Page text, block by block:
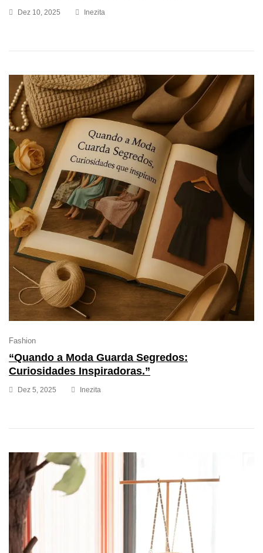
Dez 10, 2025 Inezita
Fashion
“Quando a Moda Guarda Segredos:
Curiosidades Inspiradoras.”
Dez 5, 2025 Inezita